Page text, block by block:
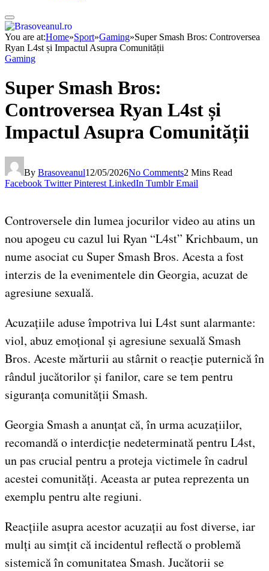
You are at:Home»Sport»Gaming»Super Smash Bros: Controversea
Ryan L4st și Impactul Asupra Comunității
Gaming
Super Smash Bros:
Controversea Ryan L4st și
Impactul Asupra Comunității
By Brasoveanul12/05/2026No Comments2 Mins Read
Facebook Twitter Pinterest LinkedIn Tumblr Email
Controversele din lumea jocurilor video au atins un
nou apogeu cu cazul lui Ryan “L4st” Krichbaum, un
nume asociat cu Super Smash Bros. Acesta a fost
interzis de la evenimentele din Georgia, acuzat de
agresiune sexuală.
Acuzațiile aduse împotriva lui L4st sunt alarmante:
viol, abuz emoțional și agresiune sexuală Smash
Bros. Aceste mărturii au stârnit o reacție puternică în
rândul jucătorilor și fanilor, care se tem pentru
siguranța comunității Smash.
Georgia Smash a anunțat că, în urma acuzațiilor,
recomandă o interdicție nedeterminată pentru L4st,
un pas crucial pentru a proteja victimele în cadrul
acestei comunități. Aceasta ar putea reprezenta un
exemplu pentru alte regiuni.
Reacțiile asupra acestor acuzații au fost diverse, iar
mulți au simțit că incidentul reflectă o problemă
sistemică în comunitatea Smash. Jucătorii se